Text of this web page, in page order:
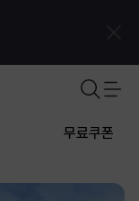
무료쿠폰